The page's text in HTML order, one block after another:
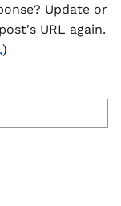
Update or
URL again.
)